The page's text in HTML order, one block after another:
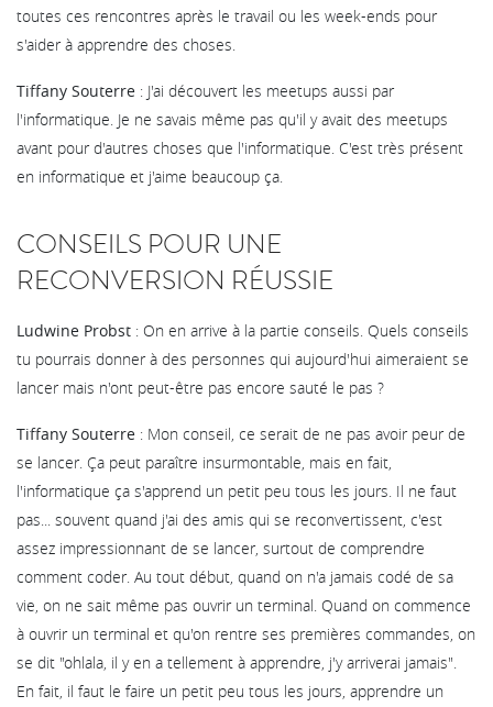
toutes ces rencontres après le travail ou les week-ends pour
s'aider à apprendre des choses.
Tiffany Souterre : J'ai découvert les meetups aussi par
l'informatique. Je ne savais même pas qu'il y avait des meetups
avant pour d'autres choses que l'informatique. C'est très présent
en informatique et j'aime beaucoup ça.
CONSEILS POUR UNE
RECONVERSION RÉUSSIE
Ludwine Probst : On en arrive à la partie conseils. Quels conseils
tu pourrais donner à des personnes qui aujourd'hui aimeraient se
lancer mais n'ont peut-être pas encore sauté le pas ?
Tiffany Souterre : Mon conseil, ce serait de ne pas avoir peur de
se lancer. Ça peut paraître insurmontable, mais en fait,
l'informatique ça s'apprend un petit peu tous les jours. Il ne faut
pas... souvent quand j'ai des amis qui se reconvertissent, c'est
assez impressionnant de se lancer, surtout de comprendre
comment coder. Au tout début, quand on n'a jamais codé de sa
vie, on ne sait même pas ouvrir un terminal. Quand on commence
à ouvrir un terminal et qu'on rentre ses premières commandes, on
se dit "ohlala, il y en a tellement à apprendre, j'y arriverai jamais".
En fait, il faut le faire un petit peu tous les jours, apprendre un